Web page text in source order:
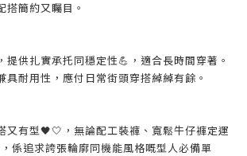
搭簡約又矚目。
提供扎實承托同穩定性💪，適合長時間穿著。
具耐用性，應付日常街頭穿搭綽綽有餘。
又有型🖤🤍，無論配工裝褲、寬鬆牛仔褲定運
係追求誇張輪廓同機能風格嘅型人必備單